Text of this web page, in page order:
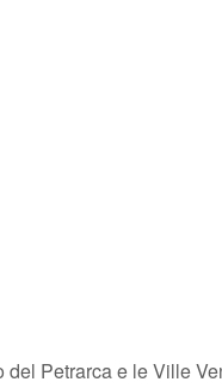
Petrarca e le Ville